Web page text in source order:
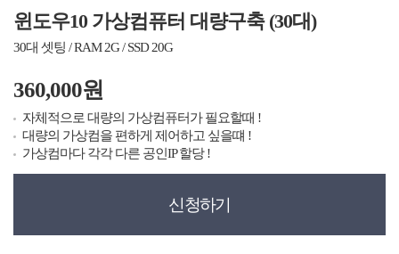
윈도우10 가상컴퓨터 대량구축 (30대)
30대 셋팅 / RAM 2G / SSD 20G
360,000원
자체적으로 대량의 가상컴퓨터가 필요할때 !
대량의 가상컴을 편하게 제어하고 싶을떄 !
가상컴마다 각각 다른 공인IP 할당 !
신청하기